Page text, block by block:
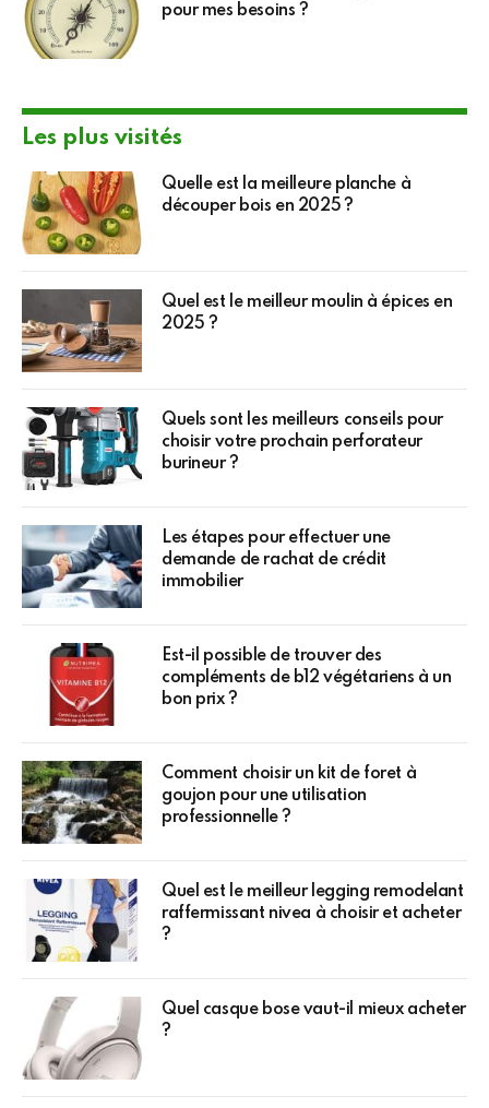
pour mes besoins ?
Les plus visités
Quelle est la meilleure planche à
découper bois en 2025 ?
Quel est le meilleur moulin à épices en
2025 ?
Quels sont les meilleurs conseils pour
choisir votre prochain perforateur
burineur ?
Les étapes pour effectuer une
demande de rachat de crédit
immobilier
Est-il possible de trouver des
compléments de b12 végétariens à un
bon prix ?
Comment choisir un kit de foret à
goujon pour une utilisation
professionnelle ?
Quel est le meilleur legging remodelant
raffermissant nivea à choisir et acheter
?
Quel casque bose vaut-il mieux acheter
?